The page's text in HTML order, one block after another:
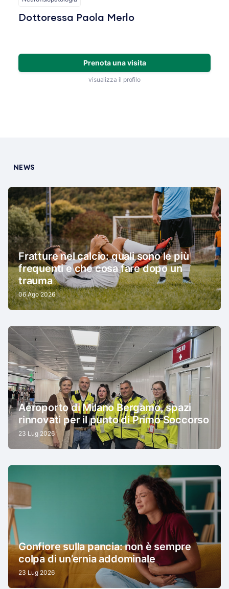
Dottoressa Paola Merlo
Prenota una visita
visualizza il profilo
NEWS
Fratture nel calcio: quali sono le più
frequenti e che cosa fare dopo un
trauma
06 Ago 2026
Aeroporto di Milano Bergamo, spazi
rinnovati per il punto di Primo Soccorso
23 Lug 2026
Gonfiore sulla pancia: non è sempre
colpa di un’ernia addominale
23 Lug 2026